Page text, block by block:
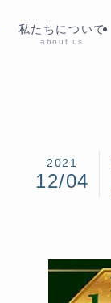
私たちについて
about us
2021
12/04